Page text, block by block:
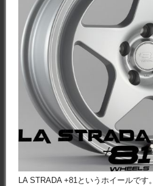
LA STRADA +81というホイールです。